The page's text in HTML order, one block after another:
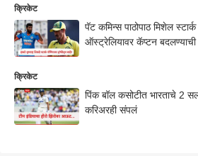
क्रिकेट
पॅट कमिन्स पाठोपाठ मिशेल
ऑस्ट्रेलियावर कॅप्टन
क्रिकेट
पिंक बॉल कसोटीत भारताचे 2
करिअरही संपलं